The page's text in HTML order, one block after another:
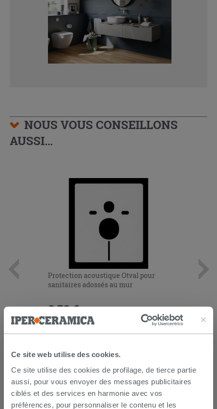
Ce site web utilise des cookies.
Ce site utilise des cookies de profilage, de tierce partie
aussi, pour vous envoyer des messages publicitaires
ciblés et des services en harmonie avec vos
préférences, pour personnaliser le contenu et les
NOUS VOUS CONSEILLONS
AUSSI…
Protection acoustique Otval pour
sanitaires adossés au mur
8,50 €
AJOUTER AU PANIER